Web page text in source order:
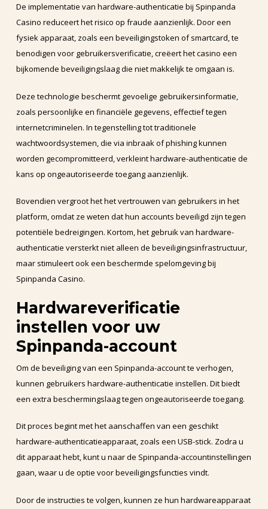
De implementatie van hardware-authenticatie bij Spinpanda
Casino reduceert het risico op fraude aanzienlijk. Door een
fysiek apparaat, zoals een beveiligingstoken of smartcard, te
benodigen voor gebruikersverificatie, creëert het casino een
bijkomende beveiligingslaag die niet makkelijk te omgaan is.
Deze technologie beschermt gevoelige gebruikersinformatie,
zoals persoonlijke en financiële gegevens, effectief tegen
internetcriminelen. In tegenstelling tot traditionele
wachtwoordsystemen, die via inbraak of phishing kunnen
worden gecompromitteerd, verkleint hardware-authenticatie de
kans op ongeautoriseerde toegang aanzienlijk.
Bovendien vergroot het het vertrouwen van gebruikers in het
platform, omdat ze weten dat hun accounts beveiligd zijn tegen
potentiële bedreigingen. Kortom, het gebruik van hardware-
authenticatie versterkt niet alleen de beveiligingsinfrastructuur,
maar stimuleert ook een beschermde spelomgeving bij
Spinpanda Casino.
Hardwareverificatie
instellen voor uw
Spinpanda-account
Om de beveiliging van een Spinpanda-account te verhogen,
kunnen gebruikers hardware-authenticatie instellen. Dit biedt
een extra beschermingslaag tegen ongeautoriseerde toegang.
Dit proces begint met het aanschaffen van een geschikt
hardware-authenticatieapparaat, zoals een USB-stick. Zodra u
dit apparaat hebt, kunt u naar de Spinpanda-accountinstellingen
gaan, waar u de optie voor beveiligingsfuncties vindt.
Door de instructies te volgen, kunnen ze hun hardwareapparaat